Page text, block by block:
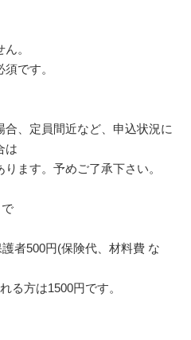
。
です。
、定員間近など、申込状況に
は
ます。予めご了承下さい。
者500円(保険代、材料費 な
る方は1500円です。